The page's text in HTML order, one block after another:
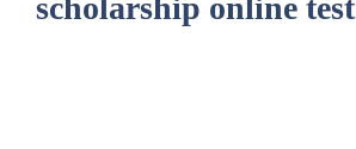
scholarship online test